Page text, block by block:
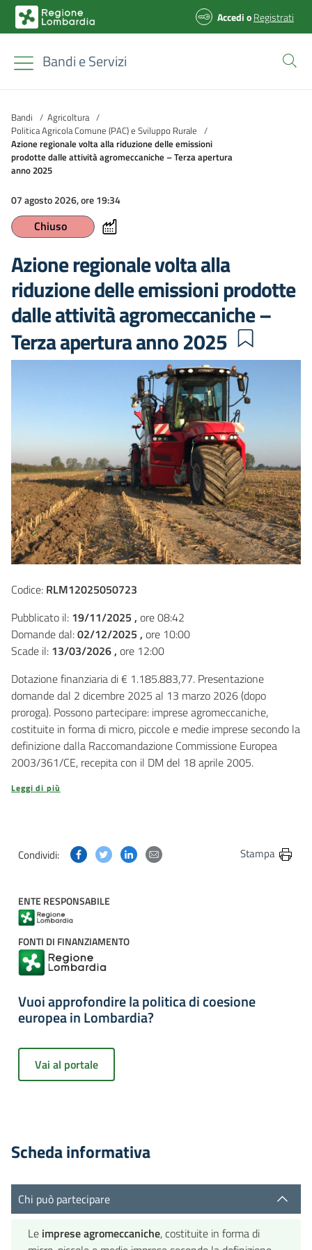
AccedioRegistrati
Bandi e Servizi
Bandi / Agricoltura /
Politica Agricola Comune (PAC) e Sviluppo Rurale /
Azione regionale volta alla riduzione delle emissioni
prodotte dalle attività agromeccaniche – Terza apertura
anno 2025
07 agosto 2026, ore 19:34
Chiuso
Azione regionale volta alla
riduzione delle emissioni prodotte
dalle attività agromeccaniche –
Terza apertura anno 2025
Codice: RLM12025050723
Pubblicato il: 19/11/2025 , ore 08:42
Domande dal:02/12/2025 , ore 10:00
Scade il: 13/03/2026 , ore 12:00
Dotazione finanziaria di € 1.185.883,77. Presentazione
domande dal 2 dicembre 2025 al 13 marzo 2026 (dopo
proroga). Possono partecipare: imprese agromeccaniche,
costituite in forma di micro, piccole e medie imprese secondo la
definizione dalla Raccomandazione Commissione Europea
2003/361/CE, recepita con il DM del 18 aprile 2005.
Leggi di più
Condividi: Condividi questa pagina su Facebook
Condividi questa pagina su Twitter
Condividi questa pagina su Linkedin
Condividi questa pagina via
Stampa
ENTE RESPONSABILE
FONTI DI FINANZIAMENTO
Vuoi approfondire la politica di coesione
europea in Lombardia?
Vai al portale
Scheda informativa
Chi può partecipare
Le imprese agromeccaniche, costituite in forma di